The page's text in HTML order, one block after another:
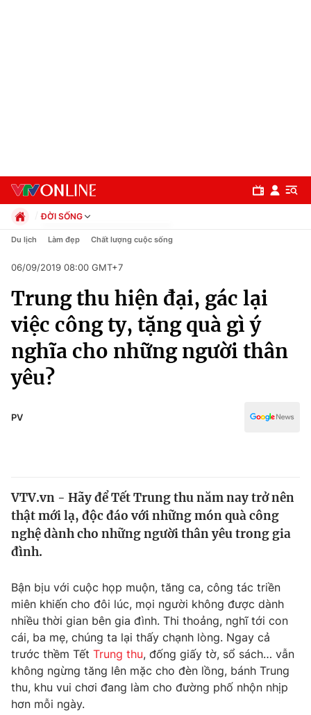
Chuyên mục
Chính trị
Xã hội
Tin tức
Thế giới đó đây
Câu chuyện quốc tế
Kinh tế
Tài chính
Góc doanh nghiệp
Dữ liệu và đời sống
Truyền hình
Phim VTV
Hậu trường
Nhân vật
Khán giả
Giải trí
Điện ảnh
Âm nhạc
Đời sống
Du lịch
ĐỜI SỐNG
Chính trị
Pháp luật
Kinh tế
Thể thao
Truyền hình
Văn hóa - Giải trí
Y tế
Đời sống
Du lịch Làm đẹp Chất lượng cuộc sống
06/09/2019 08:00 GMT+7
Trung thu hiện đại, gác lại
việc công ty, tặng quà gì ý
nghĩa cho những người thân
yêu?
PV
VTV.vn - Hãy để Tết Trung thu năm nay trở nên
thật mới lạ, độc đáo với những món quà công
nghệ dành cho những người thân yêu trong gia
đình.
Bận bịu với cuộc họp muộn, tăng ca, công tác triền
miên khiến cho đôi lúc, mọi người không được dành
nhiều thời gian bên gia đình. Thi thoảng, nghĩ tới con
cái, ba mẹ, chúng ta lại thấy chạnh lòng. Ngay cả
trước thềm Tết Trung thu, đống giấy tờ, sổ sách… vẫn
không ngừng tăng lên mặc cho đèn lồng, bánh Trung
thu, khu vui chơi đang làm cho đường phố nhộn nhịp
hơn mỗi ngày.